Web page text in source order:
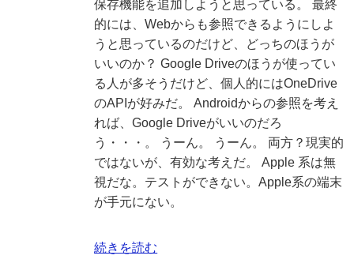
保存機能を追加しようと思っている。 最終
的には、Webからも参照できるようにしよ
うと思っているのだけど、どっちのほうが
いいのか？ Google Driveのほうが使ってい
る人が多そうだけど、個人的にはOneDrive
のAPIが好みだ。 Androidからの参照を考え
れば、Google Driveがいいのだろ
う・・・。 うーん。 うーん。 両方？現実的
ではないが、有効な考えだ。 Apple 系は無
視だな。テストができない。Apple系の端末
が手元にない。
続きを読む